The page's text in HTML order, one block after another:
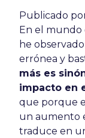
Publicado
En el mundo
he
errónea y
más es
impacto en
que porque
un aumento
traduce en